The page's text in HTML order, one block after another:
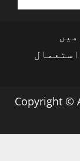
Copyright ©